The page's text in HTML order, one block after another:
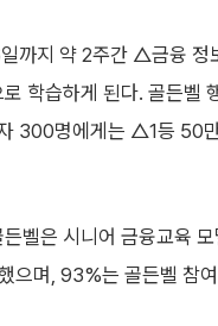
일까지 약 2주간 △금융
학습하게 된다. 골든벨
300명에게는 △1등
벨은 시니어 금융교육
으며, 93%는 골든벨 참